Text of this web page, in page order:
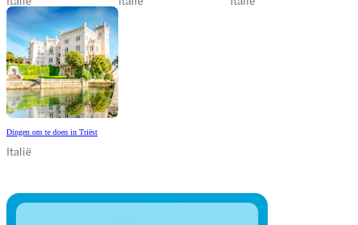
Dingen om te doen in Triëst
Italië